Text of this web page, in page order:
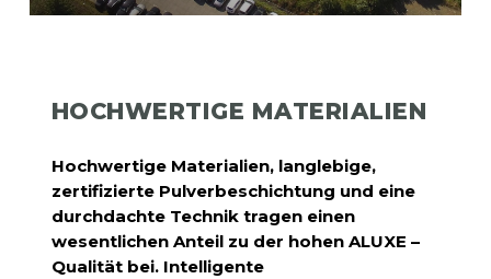
the
section
HOCHWERTIGE MATERIALIEN
Hochwertige Materialien, langlebige,
zertifizierte Pulverbeschichtung und eine
durchdachte Technik tragen einen
wesentlichen Anteil zu der hohen ALUXE –
Qualität bei. Intelligente